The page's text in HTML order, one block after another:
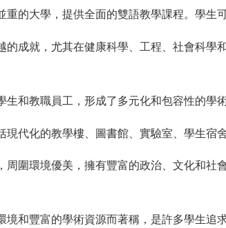
重的大學，提供全面的雙語教學課程。學
的成就，尤其在健康科學、工程、社會科
生和教職員工，形成了多元化和包容性的
代化的教學樓、圖書館、實驗室、學生宿
周圍環境優美，擁有豐富的政治、文化和
和豐富的學術資源而著稱，是許多學生追